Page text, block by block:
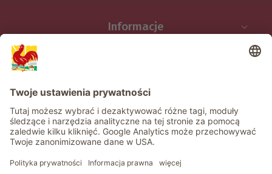
Informacje
Prywatność
Newsletter